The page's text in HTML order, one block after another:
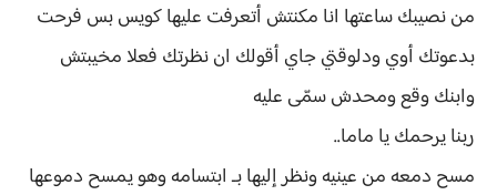
من نصيبك ساعتها انا مكنتش أتعرفت عليها كويس بس فرحت
بدعوتك أوي ودلوقتي جاي أقولك ان نظرتك فعلا مخيبتش
وابنك وقع ومحدش سمّى عليه
ربنا يرحمك يا ماما..
مسح دمعه من عينيه ونظر إليها بـ ابتسامه وهو يمسح دموعها